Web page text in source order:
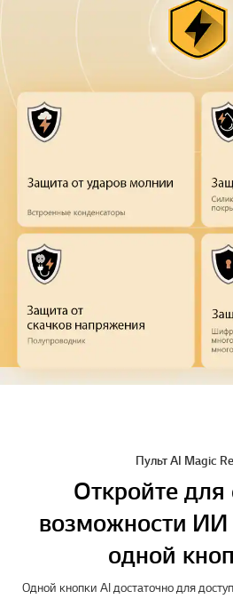
Ваш LG ТВ создан
благодаря LG
Ваш LG ТВ защищен целиком, от
обеспечения. Встроенные
напряжения, включая удары молнии, а
гель и защитные покрытия защищают
благодаря LG Shield ваши данные